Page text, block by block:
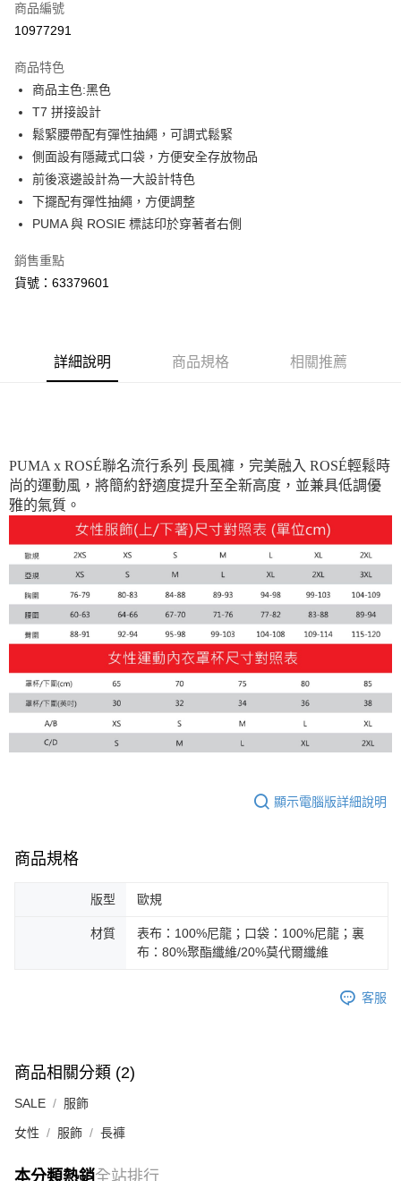
LINE Pay
街口支付
悠遊付
Google Pay
運送方式
付款後全家取貨
付款後7-11取貨
每筆NT$150，滿NT$1,800(含以上)免運費
商品編號
10977291
商品特色
商品主色:黑色
T7 拼接設計
鬆緊腰帶配有彈性抽繩，可調式鬆緊
側面設有隱藏式口袋，方便安全存放物品
前後滾邊設計為一大設計特色
下擺配有彈性抽繩，方便調整
PUMA 與 ROSIE 標誌印於穿著者右側
銷售重點
貨號：63379601
詳細說明 商品規格 相關推薦
PUMA x ROSÉ聯名流行系列 長風褲，完美融入 ROSÉ輕鬆時
尚的運動風，將簡約舒適度提升至全新高度，並兼具低調優
雅的氣質。
顯示電腦版詳細說明
商品規格
版型 歐規
材質
表布：100%尼龍；口袋：100%尼龍；裏
布：80%聚酯纖維/20%莫代爾纖維
客服
商品相關分類 (2)
SALE 服飾
女性 服飾 長褲
本分類熱銷全站排行